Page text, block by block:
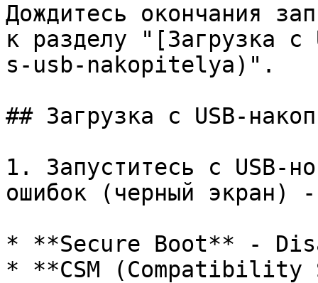
Дождитесь окончания
к разделу "[Загрузка с
s-usb-nakopitelya)".
## Загрузка с USB-
1. Запуститесь с USB-
ошибок (черный экран)
* **Secure Boot** -
* **CSM (Compatibility